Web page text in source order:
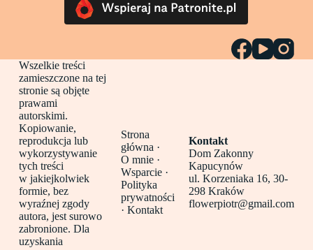
Wszelkie treści
zamieszczone na tej
stronie są objęte
prawami
autorskimi.
Kopiowanie,
reprodukcja lub
wykorzystywanie
tych treści
w jakiejkolwiek
formie, bez
wyraźnej zgody
autora, jest surowo
zabronione. Dla
uzyskania
Strona
główna ·
O mnie ·
Wsparcie ·
Polityka
prywatności
·Kontakt
Kontakt
Dom Zakonny
Kapucynów
ul. Korzeniaka 16, 30-
298 Kraków
flowerpiotr@gmail.com